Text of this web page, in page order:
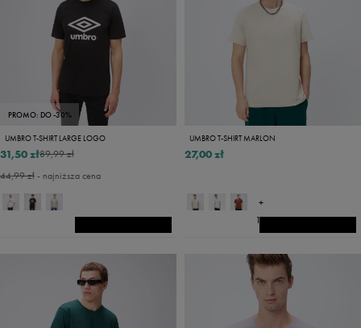
PROMO: DO -30%
UMBRO T-SHIRT LARGE LOGO
89,99 zł
31,50 zł
44,99 zł- najniższa cena
UMBRO T-SHIRT MARLON
27,00 zł
+
14